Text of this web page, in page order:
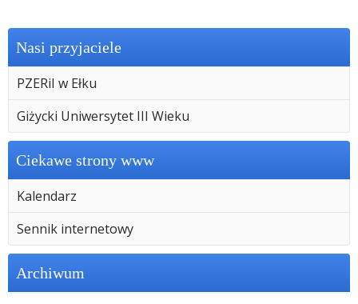
Nasi przyjaciele
PZERiI w Ełku
Giżycki Uniwersytet III Wieku
Ciekawe strony www
Kalendarz
Sennik internetowy
Archiwum